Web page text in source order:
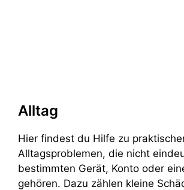
Alltag
Hier findest du Hilfe zu
Alltagsproblemen, die nicht
bestimmten Gerät, Konto oder
gehören. Dazu zählen kleine